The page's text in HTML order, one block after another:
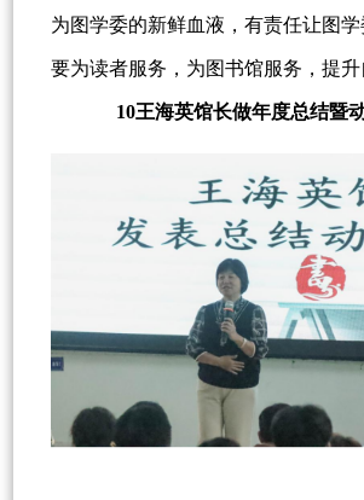
为图学委的新鲜血液，有责任让图学
要为读者服务，为图书馆服务，提升
10王海英馆长做年度总结暨